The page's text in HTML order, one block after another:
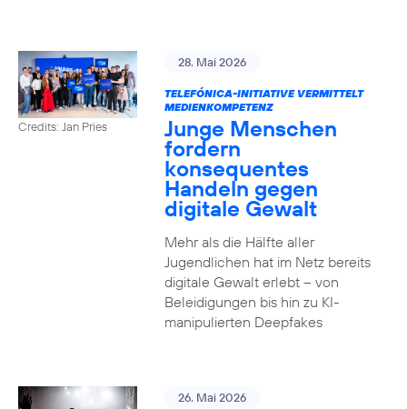
Credits: Jan Pries
28. Mai 2026
TELEFÓNICA-INITIATIVE VERMITTELT
MEDIENKOMPETENZ
Junge Menschen
fordern
konsequentes
Handeln gegen
digitale Gewalt
Mehr als die Hälfte aller
Jugendlichen hat im Netz bereits
digitale Gewalt erlebt – von
Beleidigungen bis hin zu KI-
manipulierten Deepfakes
26. Mai 2026